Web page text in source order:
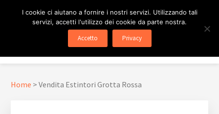
pagina
ESTINTORE ROMA
In Tutta Roma E Provincia
Menu
Home >Vendita Estintori Grotta Rossa
I cookie ci aiutano a fornire i nostri servizi. Utilizzando tali
servizi, accetti l'utilizzo dei cookie da parte nostra.
Accetto Privacy